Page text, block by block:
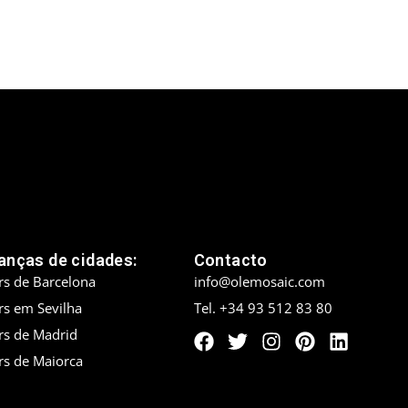
de cidades:
de Barcelona
em Sevilha
de Madrid
de Maiorca
Contacto
info@olemosaic.com
Tel. +34 93 512 83 80